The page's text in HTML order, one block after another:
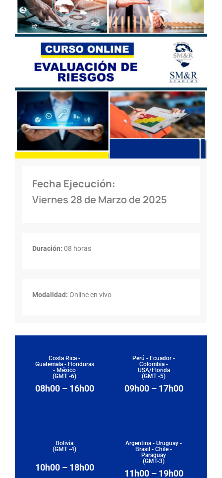
Fecha Ejecución:
Viernes 28 de Marzo de 2025
Duración: 08 horas
Modalidad: Online en vivo
Costa Rica -
Guatemala - Honduras
- México
(GMT -6)
08h00 – 16h00
Perú - Ecuador -
Colombia -
USA/Florida
(GMT -5)
09h00 – 17h00
Bolivia
(GMT -4)
10h00 – 18h00
Argentina - Uruguay -
Brasil - Chile -
Paraguay
(GMT-3)
11h00 – 19h00